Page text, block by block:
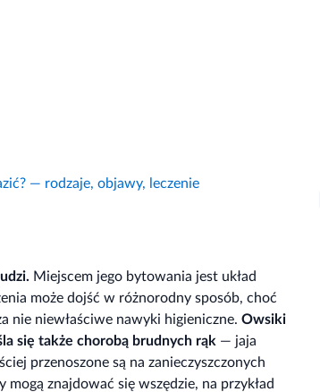
— rodzaje, objawy, leczenie
Miejscem jego bytowania jest układ
może dojść w różnorodny sposób, choć
nie niewłaściwe nawyki higieniczne. Owsiki
się także chorobą brudnych rąk — jaja
przenoszone są na zanieczyszczonych
znajdować się wszędzie, na przykład